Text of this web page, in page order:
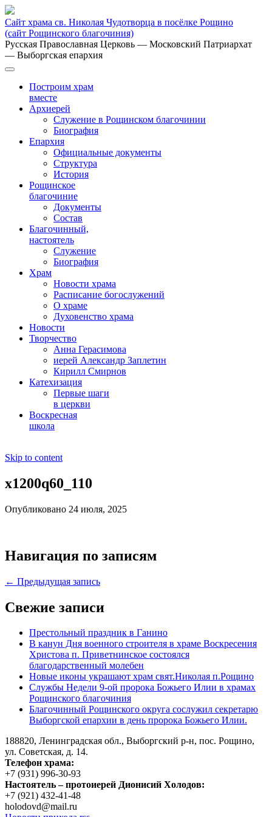
Сайт храма св. Николая Чудотворца в посёлке Рощино
(сайт Рощинского благочиния)
Русская Православная Церковь — Московский Патриархат
— Выборгская епархия
Построим храм
вместе
Архиерей
Служение в Рощинском благочинии
Биография
Епархия
Официальные документы
Структура
История
Рощинское
благочиние
Документы
Состав
Благочинный,
настоятель
Служение
Биография
Храм
Новости храма
Расписание богослужений
О храме
Духовенство храма
Новости
Творчество
Анна Герасимова
иерей Александр Заплетин
Кирилл Смирнов
Катехизация
Первые шаги
в церкви
Воскресная
школа
Skip to content
x1200q60_110
Опубликовано 24 июля, 2025
Навигация по записям
← Предыдущая запись
Свежие записи
Престольный праздник в Ганино
В канун Дня военного строителя в храме Воскресения
Христова п. Приветнинское состоялся
благодарственный молебен
Новые иконы украшают храм свят.Николая п.Рощино
Службы Недели 9-ой пророка Божьего Илии в храмах
Рощинского благочиния
Благочинный Рощинского округа сослужил секретарю
Выборгской епархии в день пророка Божьего Илии.
188820, Ленинградская обл., Выборгский р-н, пос. Рощино,
ул. Советская, д. 14.
Телефон храма:
+7 (931) 996-30-93
Настоятель – протоиерей Дионисий Холодов:
+7 (921) 432-41-48
holodovd@mail.ru